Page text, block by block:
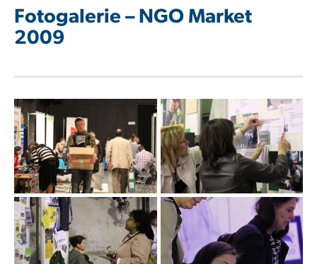
Fotogalerie – NGO Market
2009